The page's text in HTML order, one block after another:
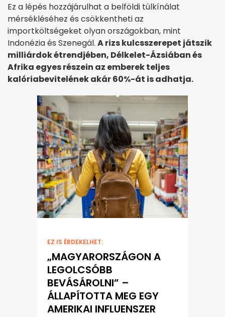
Ez a lépés hozzájárulhat a belföldi túlkínálat
mérsékléséhez és csökkentheti az
importköltségeket olyan országokban, mint
Indonézia és Szenegál. A rizs kulcsszerepet játszik
milliárdok étrendjében, Délkelet-Ázsiában és
Afrika egyes részein az emberek teljes
kalóriabevitelének akár 60%-át is adhatja.
EZ IS ÉRDEKELHET:
„MAGYARORSZÁGON A
LEGOLCSÓBB
BEVÁSÁROLNI” –
ÁLLAPÍTOTTA MEG EGY
AMERIKAI INFLUENSZER